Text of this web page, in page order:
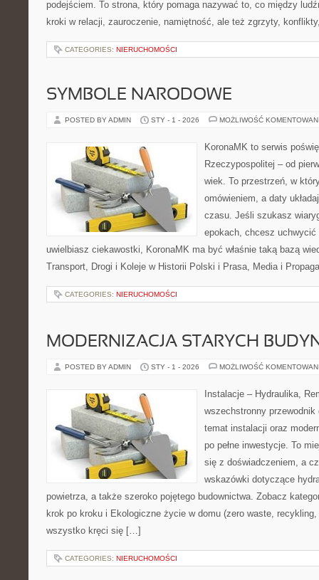
podejściem. To strona, który pomaga nazywać to, co między
kroki w relacji, zauroczenie, namiętność, ale też zgrzyty,
CATEGORIES: NIERUCHOMOŚCI
SYMBOLE NARODOWE
POSTED BY ADMIN STY - 1 - 2026 MOŻLIWOŚĆ
KoronaMK to serwis
Rzeczypospolitej – od
wiek. To przestrzeń, w
omówieniem, a daty
czasu. Jeśli szukasz
epokach, chcesz uchwycić
uwielbiasz ciekawostki, KoronaMK ma być właśnie taką bazą
Transport, Drogi i Koleje w Historii Polski i Prasa, Media i
CATEGORIES: NIERUCHOMOŚCI
MODERNIZACJA STARYCH
POSTED BY ADMIN STY - 1 - 2026 MOŻLIWOŚĆ
Instalacje – Hydraulika,
wszechstronny
temat instalacji oraz
po pełne inwestycje. To
się z doświadczeniem, a
wskazówki dotyczące
powietrza, a także szeroko pojętego budownictwa. Zobacz
krok po kroku i Ekologiczne życie w domu (zero waste,
wszystko kręci się […]
CATEGORIES: NIERUCHOMOŚCI